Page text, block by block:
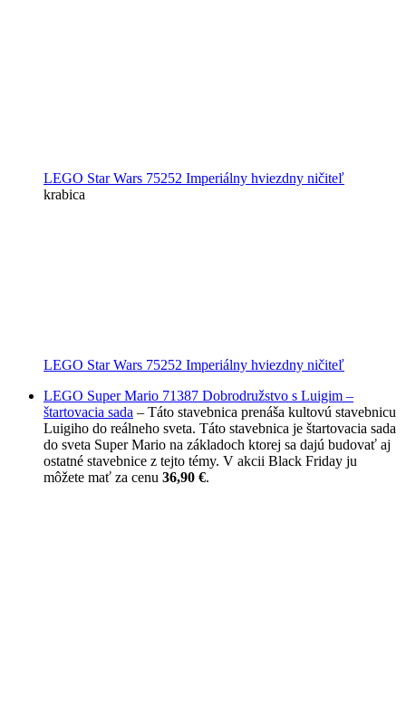
LEGO Star Wars 75252 Imperiálny hviezdny ničiteľ
krabica
LEGO Star Wars 75252 Imperiálny hviezdny ničiteľ
LEGO Super Mario 71387 Dobrodružstvo s Luigim –
štartovacia sada – Táto stavebnica prenáša kultovú stavebnicu
Luigiho do reálneho sveta. Táto stavebnica je štartovacia sada
do sveta Super Mario na základoch ktorej sa dajú budovať aj
ostatné stavebnice z tejto témy. V akcii Black Friday ju
môžete mať za cenu 36,90 €.